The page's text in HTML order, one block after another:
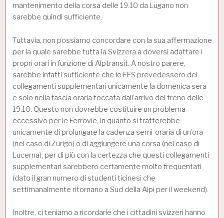
mantenimento della corsa delle 19.10 da Lugano non
sarebbe quindi sufficiente.
Tuttavia, non possiamo concordare con la sua affermazione
per la quale sarebbe tutta la Svizzera a doversi adattare i
propri orari in funzione di Alptransit. A nostro parere,
sarebbe infatti sufficiente che le FFS prevedessero dei
collegamenti supplementari unicamente la domenica sera
e solo nella fascia oraria toccata dall’arrivo del treno delle
19.10. Questo non dovrebbe costituire un problema
eccessivo per le Ferrovie, in quanto si tratterebbe
unicamente di prolungare la cadenza semi-oraria di un’ora
(nel caso di Zurigo) o di aggiungere una corsa (nel caso di
Lucerna), per di più con la certezza che questi collegamenti
supplementari sarebbero certamente molto frequentati
(dato il gran numero di studenti ticinesi che
settimanalmente ritornano a Sud della Alpi per il weekend).
Inoltre, ci teniamo a ricordarle che i cittadini svizzeri hanno